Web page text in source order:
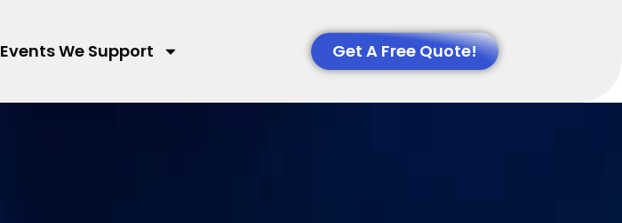
Events We Support Get A Free Quote!